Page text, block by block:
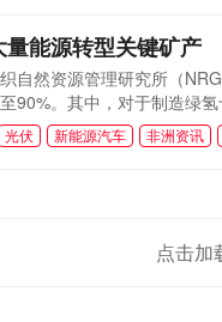
能源转型关键矿产
自然资源管理研究所（
90%。其中，对于制造绿
光伏 新能源汽车 非洲资讯